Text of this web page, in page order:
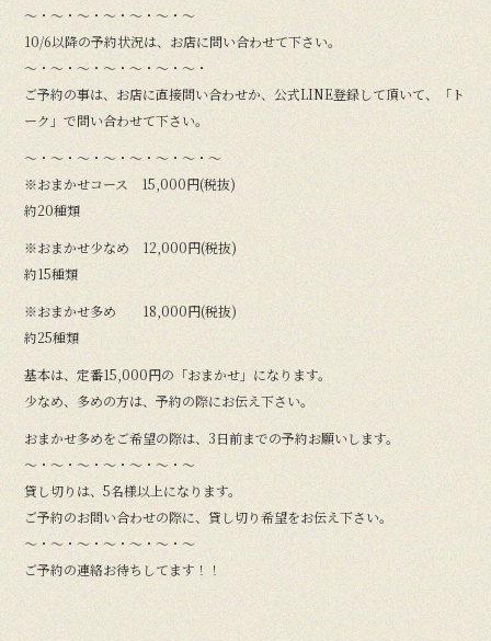
〜・〜・〜・〜・〜・〜・〜
10/6以降の予約状況は、お店に問い合わせて下さい。
〜・〜・〜・〜・〜・〜・〜・
ご予約の事は、お店に直接問い合わせか、公式LINE登録して頂いて、「ト
ーク」で問い合わせて下さい。
〜・〜・〜・〜・〜・〜・〜・〜
※おまかせコース 15,000円(税抜)
約20種類
※おまかせ少なめ 12,000円(税抜)
約15種類
※おまかせ多め 18,000円(税抜)
約25種類
基本は、定番15,000円の「おまかせ」になります。
少なめ、多めの方は、予約の際にお伝え下さい。
おまかせ多めをご希望の際は、3日前までの予約お願いします。
〜・〜・〜・〜・〜・〜・〜
貸し切りは、5名様以上になります。
ご予約のお問い合わせの際に、貸し切り希望をお伝え下さい。
〜・〜・〜・〜・〜・〜・〜
ご予約の連絡お待ちしてます！！